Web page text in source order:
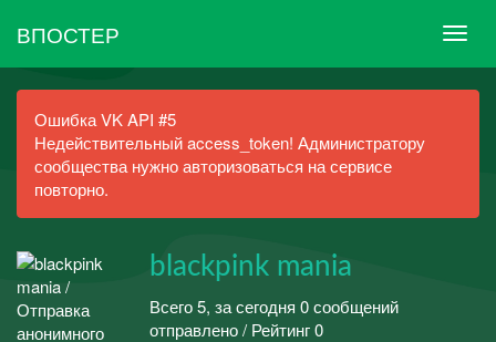
ВПОСТЕР
Ошибка VK API #5
Недействительный access_token! Администратору
сообщества нужно авторизоваться на сервисе
повторно.
blackpink mania
Всего 5, за сегодня 0 сообщений
отправлено / Рейтинг 0